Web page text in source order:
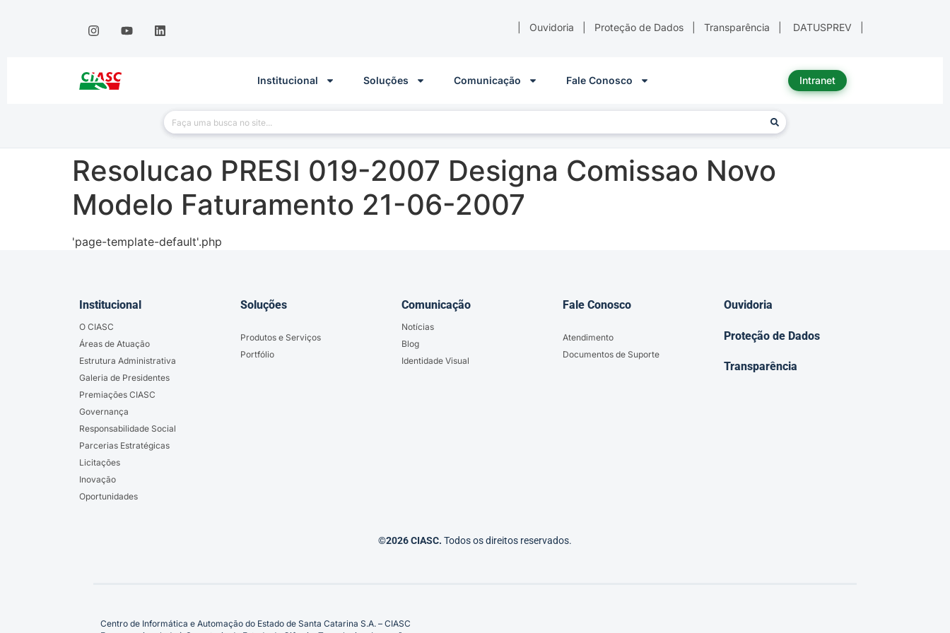
Ouvidoria Proteção de Dados Transparência DATUSPREV
Institucional Soluções Comunicação Fale Conosco Intranet
Resolucao PRESI 019-2007 Designa Comissao Novo
Modelo Faturamento 21-06-2007
'page-template-default'.php
Institucional
O CIASC
Áreas de Atuação
Estrutura Administrativa
Galeria de Presidentes
Premiações CIASC
Governança
Responsabilidade Social
Parcerias Estratégicas
Licitações
Inovação
Oportunidades
Soluções
Produtos e Serviços
Portfólio
Comunicação
Notícias
Blog
Identidade Visual
Fale Conosco
Atendimento
Documentos de Suporte
Ouvidoria
Proteção de Dados
Transparência
©2026 CIASC. Todos os direitos reservados.
Centro de Informática e Automação do Estado de Santa Catarina S.A. – CIASC